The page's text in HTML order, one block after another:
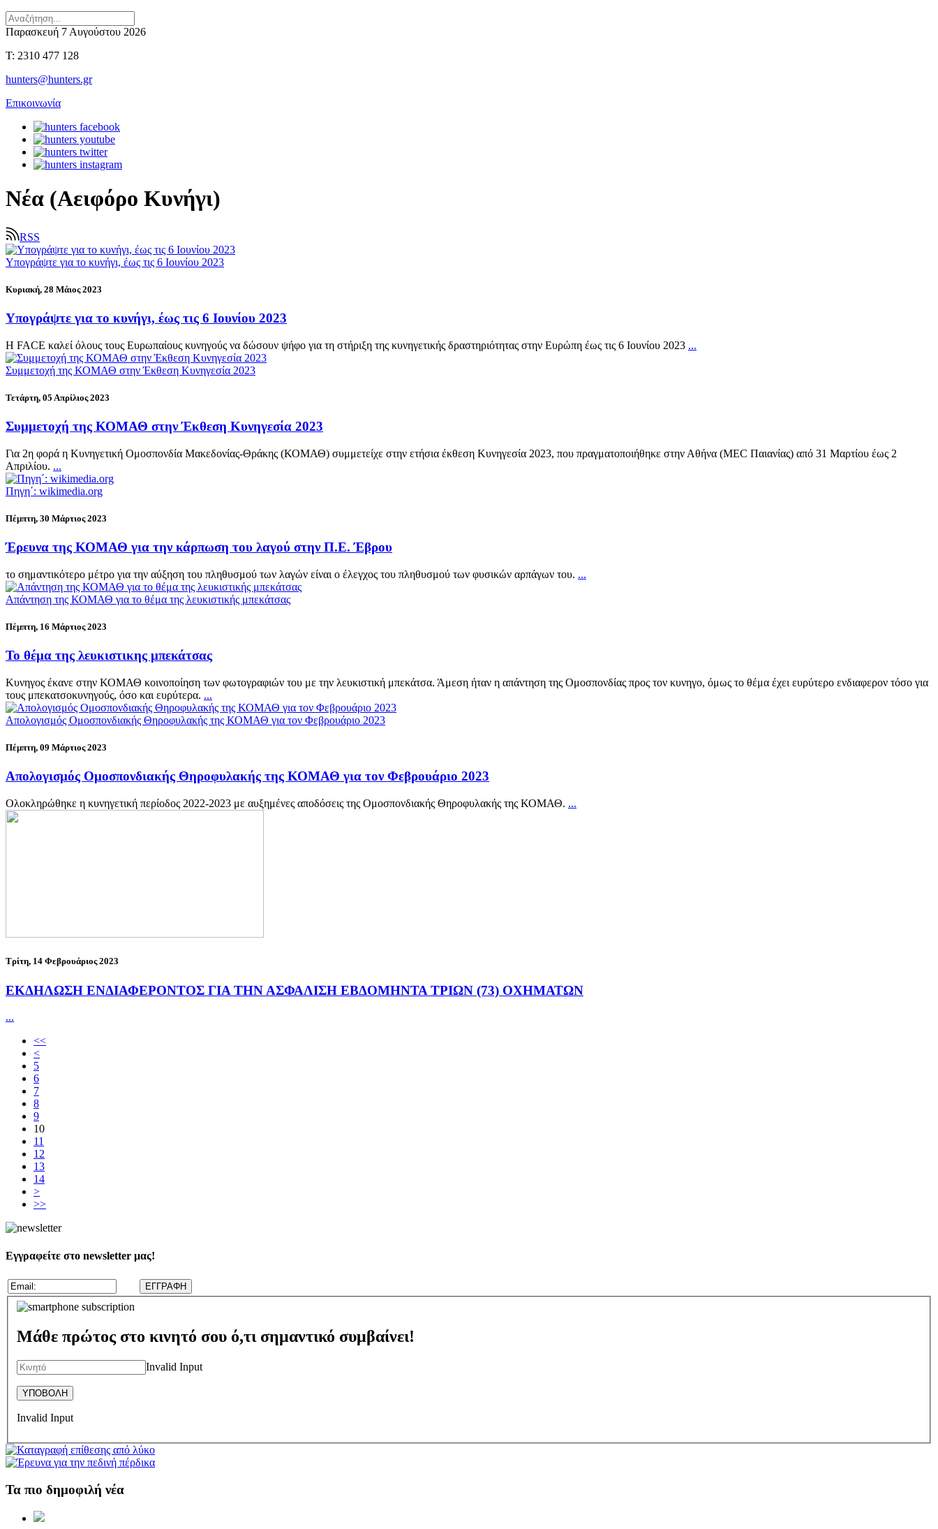
Παρασκευή 7 Αυγούστου 2026
T: 2310 477 128
hunters@hunters.gr
Επικοινωνία
Νέα (Αειφόρο Κυνήγι)
RSS
Υπογράψτε για το κυνήγι, έως τις 6 Ιουνίου 2023
Κυριακή, 28 Μάιος 2023
Υπογράψτε για το κυνήγι, έως τις 6 Ιουνίου 2023
Η FACE καλεί όλους τους Ευρωπαίους κυνηγούς να δώσουν ψήφο για τη στήριξη της κυνηγετικής δραστηριότητας στην Ευρώπη έως τις 6 Ιουνίου 2023 ...
Συμμετοχή της ΚΟΜΑΘ στην Έκθεση Κυνηγεσία 2023
Τετάρτη, 05 Απρίλιος 2023
Συμμετοχή της ΚΟΜΑΘ στην Έκθεση Κυνηγεσία 2023
Για 2η φορά η Κυνηγετική Ομοσπονδία Μακεδονίας-Θράκης (ΚΟΜΑΘ) συμμετείχε στην ετήσια έκθεση Κυνηγεσία 2023, που πραγματοποιήθηκε στην Αθήνα (MEC Παιανίας) από 31 Μαρτίου έως 2
Απριλίου. ...
Πηγη΄: wikimedia.org
Πέμπτη, 30 Μάρτιος 2023
Έρευνα της ΚΟΜΑΘ για την κάρπωση του λαγού στην Π.Ε. Έβρου
το σημαντικότερο μέτρο για την αύξηση του πληθυσμού των λαγών είναι ο έλεγχος του πληθυσμού των φυσικών αρπάγων του. ...
Απάντηση της ΚΟΜΑΘ για το θέμα της λευκιστικής μπεκάτσας
Πέμπτη, 16 Μάρτιος 2023
Το θέμα της λευκιστικης μπεκάτσας
Κυνηγος έκανε στην ΚΟΜΑΘ κοινοποίηση των φωτογραφιών του με την λευκιστική μπεκάτσα. Άμεση ήταν η απάντηση της Ομοσπονδίας προς τον κυνηγο, όμως το θέμα έχει ευρύτερο ενδιαφερον τόσο για
τους μπεκατσοκυνηγούς, όσο και ευρύτερα. ...
Απολογισμός Ομοσπονδιακής Θηροφυλακής της ΚΟΜΑΘ για τον Φεβρουάριο 2023
Πέμπτη, 09 Μάρτιος 2023
Απολογισμός Ομοσπονδιακής Θηροφυλακής της ΚΟΜΑΘ για τον Φεβρουάριο 2023
Ολοκληρώθηκε η κυνηγετική περίοδος 2022-2023 με αυξημένες αποδόσεις της Ομοσπονδιακής Θηροφυλακής της ΚΟΜΑΘ. ...
Τρίτη, 14 Φεβρουάριος 2023
ΕΚΔΗΛΩΣΗ ΕΝΔΙΑΦΕΡΟΝΤΟΣ ΓΙΑ ΤΗΝ ΑΣΦΑΛΙΣΗ ΕΒΔΟΜΗΝΤΑ ΤΡΙΩΝ (73) ΟΧΗΜΑΤΩΝ
...
<<
<
5
6
7
8
9
10
11
12
13
14
>
>>
Εγγραφείτε στο newsletter μας!
Μάθε πρώτος στο κινητό σου ό,τι σημαντικό συμβαίνει!
Invalid Input
Invalid Input
Τα πιο δημοφιλή νέα